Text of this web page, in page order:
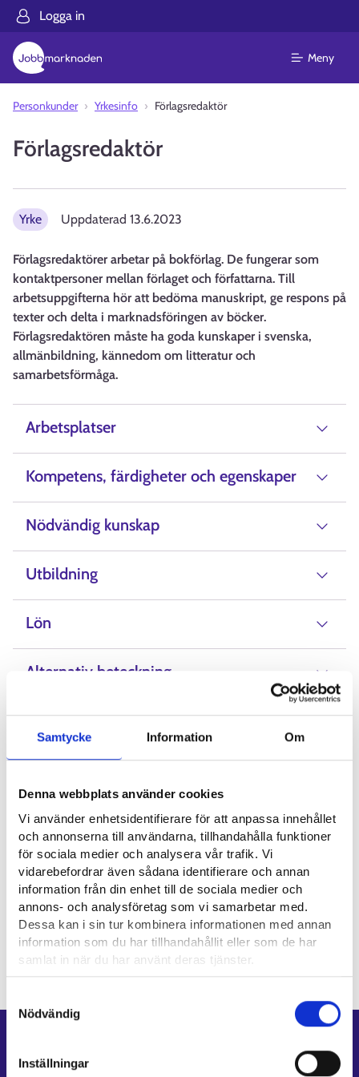
Samtycke Information Om
Denna webbplats använder cookies
Vi använder enhetsidentifierare för att anpassa innehållet
och annonserna till användarna, tillhandahålla funktioner
för sociala medier och analysera vår trafik. Vi
vidarebefordrar även sådana identifierare och annan
information från din enhet till de sociala medier och
annons- och analysföretag som vi samarbetar med.
Dessa kan i sin tur kombinera informationen med annan
information som du har tillhandahållit eller som de har
samlat in när du har använt deras tjänster.
Cookies
Nödvändig
Inställningar
Logga in
Meny
Personkunder Yrkesinfo Förlagsredaktör
Förlagsredaktör
Yrke Uppdaterad 13.6.2023
Förlagsredaktörer arbetar på bokförlag. De fungerar som
kontaktpersoner mellan förlaget och författarna. Till
arbetsuppgifterna hör att bedöma manuskript, ge respons på
texter och delta i marknadsföringen av böcker.
Förlagsredaktören måste ha goda kunskaper i svenska,
allmänbildning, kännedom om litteratur och
samarbetsförmåga.
Arbetsplatser
Kompetens, färdigheter och egenskaper
Nödvändig kunskap
Utbildning
Lön
Alternativ beteckning
Nyttiga länkar
Kustannustoimittajat ry ⁠
Suomen Kustannusyhdistys⁠
Yrkesområde
Försäljning, marknadsföring och kommunikation
E-tjänster